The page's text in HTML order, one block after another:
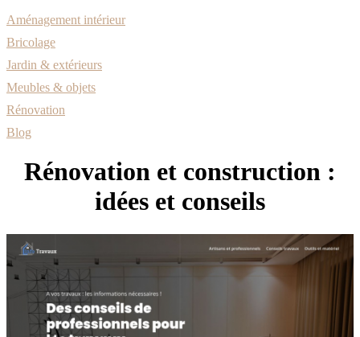
Aménagement intérieur
Bricolage
Jardin & extérieurs
Meubles & objets
Rénovation
Blog
Rénovation et construction :
idées et conseils